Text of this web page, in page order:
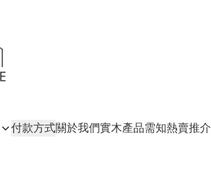
付款方式關於我們實木產品需知熱賣推介